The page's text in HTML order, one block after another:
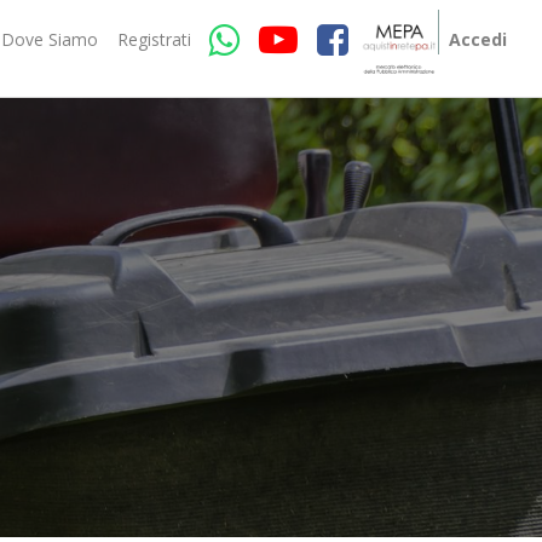
Dove Siamo Registrati Accedi